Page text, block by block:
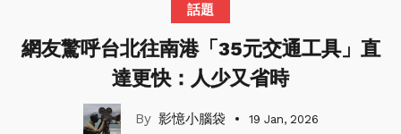
話題
網友驚呼台北往南港「35元交通工具」直
達更快：人少又省時
影憶小腦袋 19 Jan, 2026